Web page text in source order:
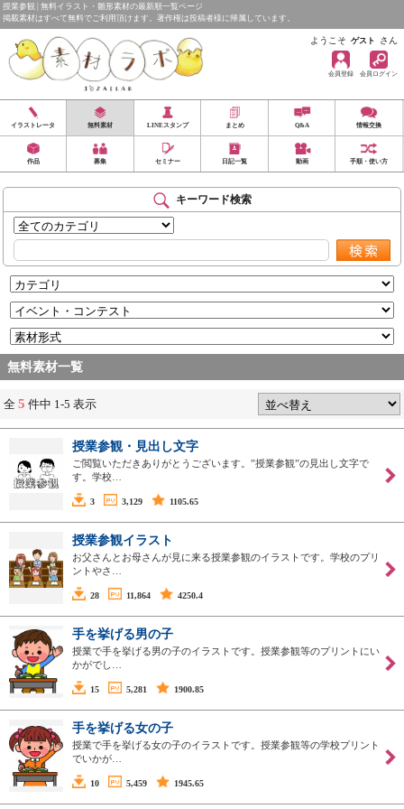
授業参観 | 無料イラスト・雛形素材の最新順一覧ページ
掲載素材はすべて無料でご利用頂けます。著作権は投稿者様に帰属しています。
ようこそ ゲスト さん
会員登録 会員ログイン
イラストレータ 無料素材 LINEスタンプ まとめ Q&A 情報交換
作品 募集 セミナー 日記一覧 動画 手順・使い方
キーワード検索
無料素材一覧
全 5 件中 1-5 表示
授業参観・見出し文字
ご閲覧いただきありがとうございます。”授業参観”の見出し文字で
す。学校…
3 3,129 1105.65
授業参観イラスト
お父さんとお母さんが見に来る授業参観のイラストです。学校のプリ
ントやさ…
28 11,864 4250.4
手を挙げる男の子
授業で手を挙げる男の子のイラストです。授業参観等のプリントにい
かがでし…
15 5,281 1900.85
手を挙げる女の子
授業で手を挙げる女の子のイラストです。授業参観等の学校プリント
でいかが…
10 5,459 1945.65